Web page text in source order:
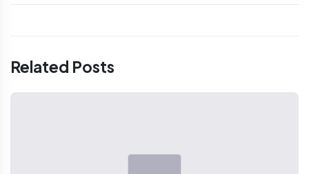
Related Posts